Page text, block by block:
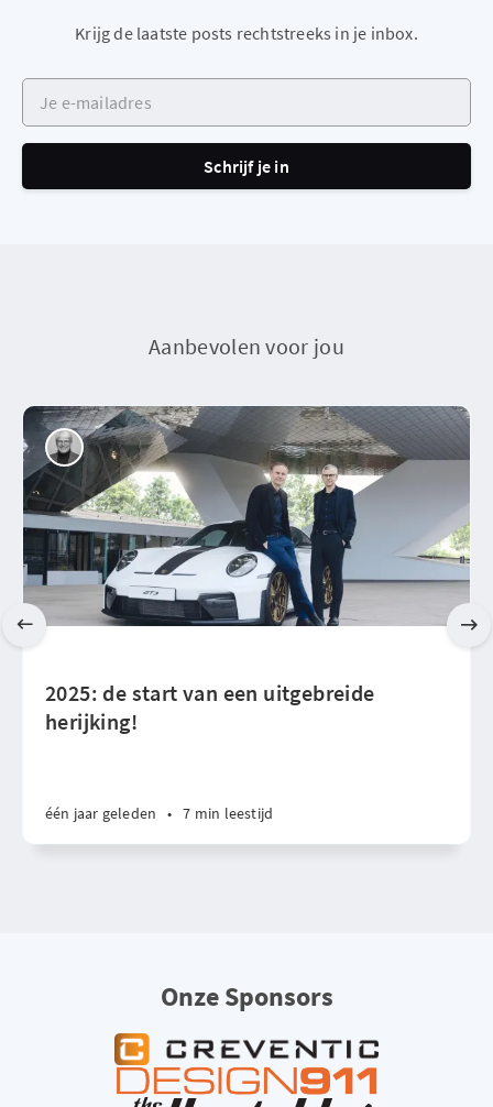
Krijg de laatste posts rechtstreeks in je inbox.
Je e-mailadres
Schrijf je in
Aanbevolen voor jou
2025: de start van een uitgebreide
herijking!
één jaar geleden • 7 min leestijd
Onze Sponsors